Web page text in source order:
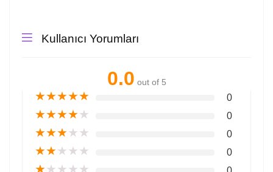
Kullanıcı Yorumları
0.0 out of 5
★★★★★ 0
★★★★★ 0
★★★★★ 0
★★★★★ 0
★★★★★